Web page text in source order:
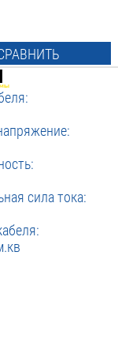
сила тока: